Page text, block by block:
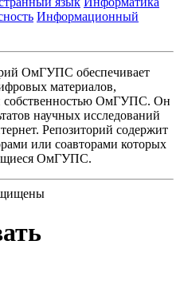
Информационный
ОмГУПС обеспечивает
материалов,
собственностью ОмГУПС. Он
научных исследований
Репозиторий содержит
или соавторами которых
ОмГУПС.